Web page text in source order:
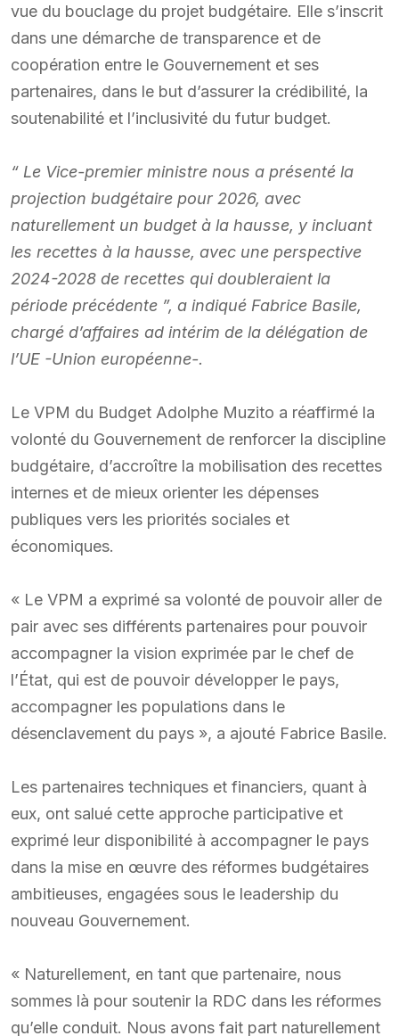
vue du bouclage du projet budgétaire. Elle s’inscrit
dans une démarche de transparence et de
coopération entre le Gouvernement et ses
partenaires, dans le but d’assurer la crédibilité, la
soutenabilité et l’inclusivité du futur budget.
“ Le Vice-premier ministre nous a présenté la
projection budgétaire pour 2026, avec
naturellement un budget à la hausse, y incluant
les recettes à la hausse, avec une perspective
2024-2028 de recettes qui doubleraient la
période précédente ”, a indiqué Fabrice Basile,
chargé d’affaires ad intérim de la délégation de
l’UE -Union européenne-.
Le VPM du Budget Adolphe Muzito a réaffirmé la
volonté du Gouvernement de renforcer la discipline
budgétaire, d’accroître la mobilisation des recettes
internes et de mieux orienter les dépenses
publiques vers les priorités sociales et
économiques.
« Le VPM a exprimé sa volonté de pouvoir aller de
pair avec ses différents partenaires pour pouvoir
accompagner la vision exprimée par le chef de
l’État, qui est de pouvoir développer le pays,
accompagner les populations dans le
désenclavement du pays », a ajouté Fabrice Basile.
Les partenaires techniques et financiers, quant à
eux, ont salué cette approche participative et
exprimé leur disponibilité à accompagner le pays
dans la mise en œuvre des réformes budgétaires
ambitieuses, engagées sous le leadership du
nouveau Gouvernement.
« Naturellement, en tant que partenaire, nous
sommes là pour soutenir la RDC dans les réformes
qu’elle conduit. Nous avons fait part naturellement